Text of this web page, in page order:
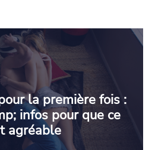
la première fois :
infos pour que ce
agréable